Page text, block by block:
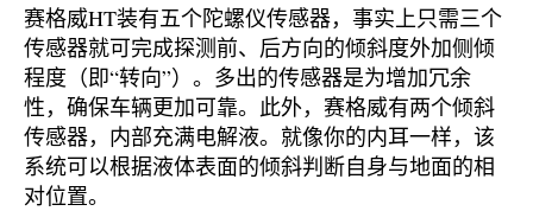
赛格威HT装有五个陀螺仪传感器，事实上只需三个
传感器就可完成探测前、后方向的倾斜度外加侧倾
程度（即“转向”）。多出的传感器是为增加冗余
性，确保车辆更加可靠。此外，赛格威有两个倾斜
传感器，内部充满电解液。就像你的内耳一样，该
系统可以根据液体表面的倾斜判断自身与地面的相
对位置。